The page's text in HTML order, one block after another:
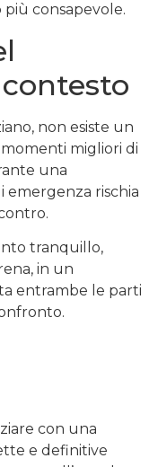
consapevole.
non esiste un
migliori di
una
emergenza rischia
tranquillo,
in un
entrambe le parti
con una
e definitive